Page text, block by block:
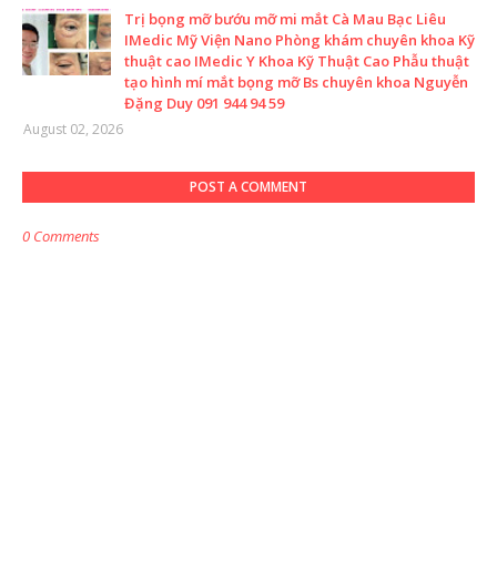
Trị bọng mỡ bướu mỡ mi mắt Cà Mau Bạc Liêu
IMedic Mỹ Viện Nano Phòng khám chuyên khoa Kỹ
thuật cao IMedic Y Khoa Kỹ Thuật Cao Phẫu thuật
tạo hình mí mắt bọng mỡ Bs chuyên khoa Nguyễn
Đặng Duy 091 944 94 59
August 02, 2026
POST A COMMENT
0 Comments